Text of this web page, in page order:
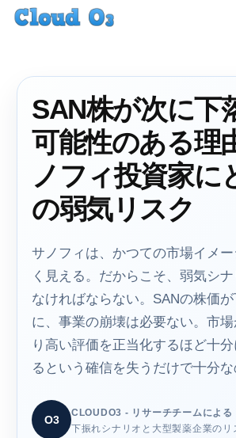
SAN株が次に下
可能性のある理
ノフィ投資家に
の弱気リスク
サノフィは、かつての市場イメ
く見える。だからこそ、弱気シ
なければならない。SANの株価
に、事業の崩壊は必要ない。市場
り高い評価を正当化するほど十
るという確信を失うだけで十分な
O3
CLOUDO3 - リサーチチームによる
下振れシナリオと大型製薬企業のリ